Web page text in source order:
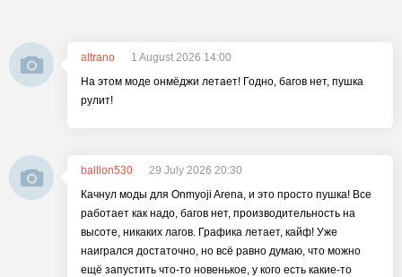
altrano
1 August 2026 14:00
На этом моде онмёджи летает! Годно, багов нет, пушка
рулит!
balllon530
29 July 2026 20:30
Качнул моды для Onmyoji Arena, и это просто пушка! Все
работает как надо, багов нет, производительность на
высоте, никаких лагов. Графика летает, кайф! Уже
наигрался достаточно, но всё равно думаю, что можно
ещё запустить что-то новенькое, у кого есть какие-то